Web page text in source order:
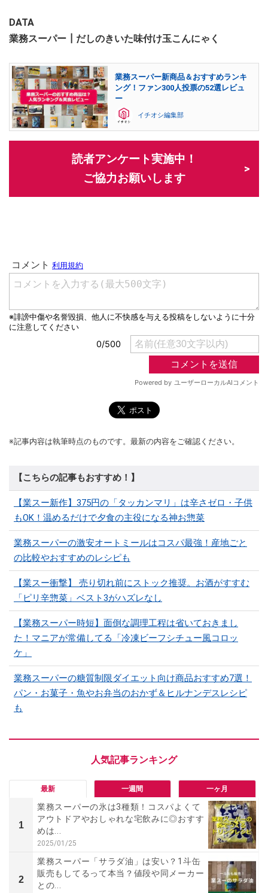
DATA
業務スーパー┃だしのきいた味付け玉こんにゃく
業務スーパー新商品＆おすすめランキ
ング！ファン300人投票の52選レビュ
ー
イチオシ編集部
読者アンケート実施中！
ご協力お願いします
※記事内容は執筆時点のものです。最新の内容をご確認ください。
【こちらの記事もおすすめ！】
【業スー新作】375円の「タッカンマリ」は辛さゼロ・子供
もOK！温めるだけで夕食の主役になる神お惣菜
業務スーパーの激安オートミールはコスパ最強！産地ごと
の比較やおすすめのレシピも
【業スー衝撃】 売り切れ前にストック推奨。お酒がすすむ
「ピリ辛惣菜」ベスト3がハズレなし
【業務スーパー時短】面倒な調理工程は省いておきまし
た！マニアが常備してる「冷凍ビーフシチュー風コロッ
ケ」
業務スーパーの糖質制限ダイエット向け商品おすすめ7選！
パン・お菓子・魚やお弁当のおかず＆ヒルナンデスレシピ
も
最新 一週間 一ヶ月
1
業務スーパーの氷は3種類！コスパよくて
アウトドアやおしゃれな宅飲みに◎おすす
めは...
2025/01/25
2
業務スーパー「サラダ油」は安い？1斗缶
販売もしてるって本当？値段や同メーカー
との...